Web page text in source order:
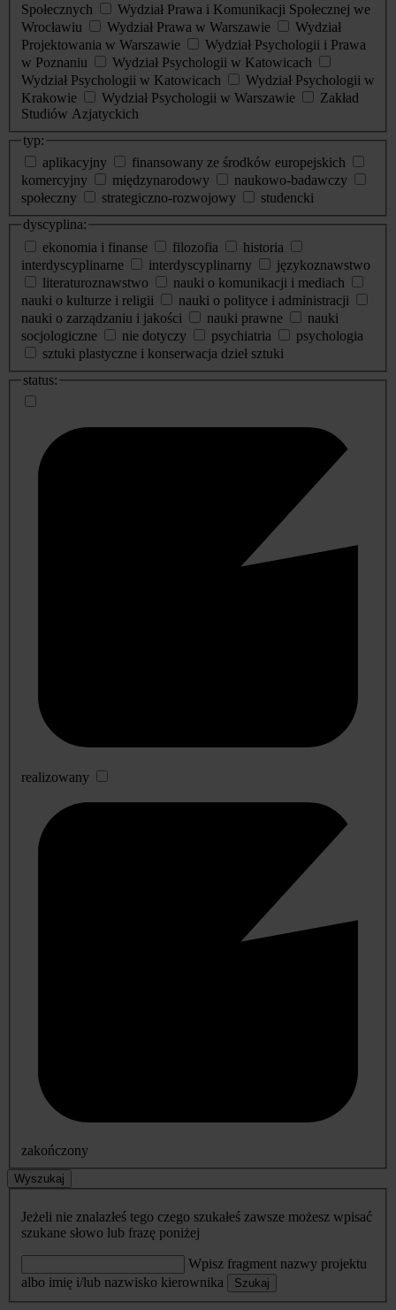
Społecznych
Wydział Prawa i Komunikacji Społecznej we
Wrocławiu
Wydział Prawa w Warszawie
Wydział
Projektowania w Warszawie
Wydział Psychologii i Prawa
w Poznaniu
Wydział Psychologii w Katowicach
Wydział Psychologii w Katowicach
Wydział Psychologii w
Krakowie
Wydział Psychologii w Warszawie
Zakład
Studiów Azjatyckich
typ:
aplikacyjny
finansowany ze środków europejskich
komercyjny
międzynarodowy
naukowo-badawczy
społeczny
strategiczno-rozwojowy
studencki
dyscyplina:
ekonomia i finanse
filozofia
historia
interdyscyplinarne
interdyscyplinarny
językoznawstwo
literaturoznawstwo
nauki o komunikacji i mediach
nauki o kulturze i religii
nauki o polityce i administracji
nauki o zarządzaniu i jakości
nauki prawne
nauki
socjologiczne
nie dotyczy psychiatria
psychologia
sztuki plastyczne i konserwacja dzieł sztuki
status:
realizowany
zakończony
Wyszukaj
Jeżeli nie znalazłeś tego czego szukałeś zawsze możesz wpisać
szukane słowo lub frazę poniżej
Wpisz fragment nazwy projektu
albo imię i/lub nazwisko kierownika
Szukaj